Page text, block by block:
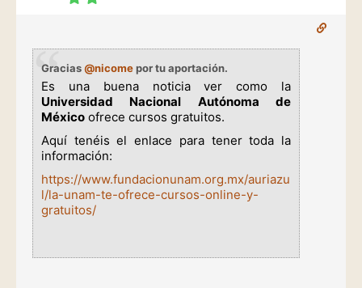
Gracias@nicomepor tu aportación.
Es una buenanoticia ver como la
Universidad Nacional Autónoma de
México ofrece cursos gratuitos.
Aquí tenéis el enlace para tener toda la
información:
https://www.fundacionunam.org.mx/auriazu
l/la-unam-te-ofrece-cursos-online-y-
gratuitos/